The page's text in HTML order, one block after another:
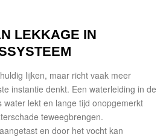
LEKKAGE IN
lijken, maar richt vaak meer
instantie denkt. Een waterleiding in de
water lekt en lange tijd onopgemerkt
teweegbrengen.
en door het vocht kan